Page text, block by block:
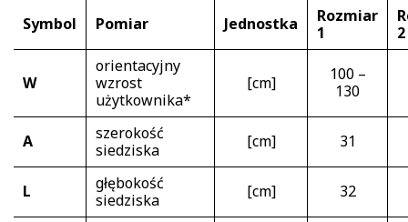
Symbol Pomiar Jednostka
Rozmiar
1
2
W
orientacyjny
wzrost
użytkownika*
[cm]
100 –
130
A
szerokość
siedziska
[cm] 31
L
głębokość
siedziska
[cm] 32